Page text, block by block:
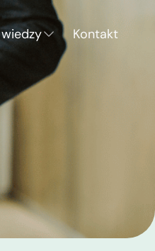
Kontakt